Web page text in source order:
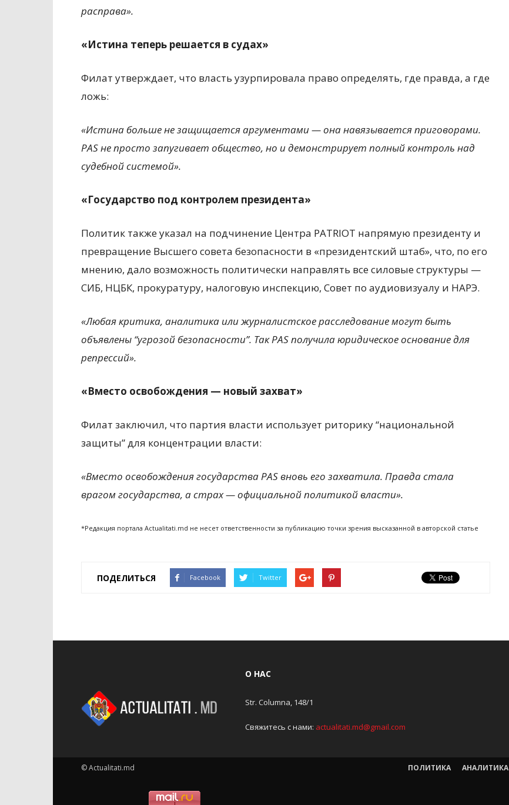
расправа».
«Истина теперь решается в судах»
Филат утверждает, что власть узурпировала право определять, где правда, а где
ложь:
«Истина больше не защищается аргументами — она навязывается приговорами.
PAS не просто запугивает общество, но и демонстрирует полный контроль над
судебной системой».
«Государство под контролем президента»
Политик также указал на подчинение Центра PATRIOT напрямую президенту и
превращение Высшего совета безопасности в «президентский штаб», что, по его
мнению, дало возможность политически направлять все силовые структуры —
СИБ, НЦБК, прокуратуру, налоговую инспекцию, Совет по аудиовизуалу и НАРЭ.
«Любая критика, аналитика или журналистское расследование могут быть
объявлены “угрозой безопасности”. Так PAS получила юридическое основание для
репрессий».
«Вместо освобождения — новый захват»
Филат заключил, что партия власти использует риторику “национальной
защиты” для концентрации власти:
«Вместо освобождения государства PAS вновь его захватила. Правда стала
врагом государства, а страх — официальной политикой власти».
*Редакция портала Actualitati.md не несет ответственности за публикацию точки зрения высказанной в авторской статье
ПОДЕЛИТЬСЯ Facebook Twitter
О НАС
Str. Columna, 148/1
Свяжитесь с нами: actualitati.md@gmail.com
ПОЛИТИКА АНАЛИТИКА
© Actualitati.md